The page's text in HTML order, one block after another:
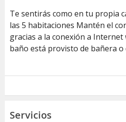
Te sentirás como en tu propia
las 5 habitaciones Mantén el
gracias a la conexión a
baño está provisto de bañera o
Servicios